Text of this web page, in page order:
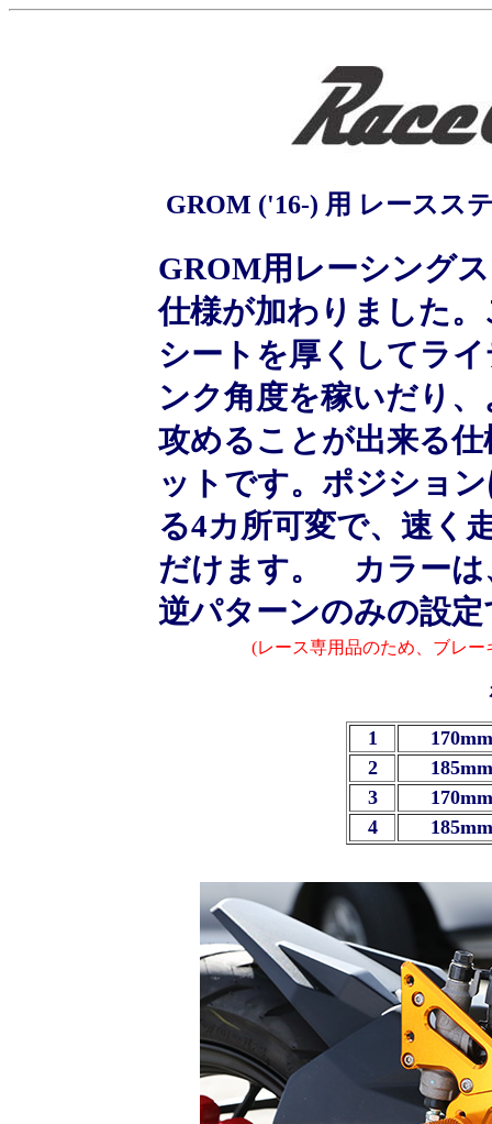
GROM ('16-) 用 レースス
GROM用レーシング
仕様が加わりました
シートを厚くしてラ
ンク角度を稼いだり
攻めることが出来る
ットです。ポジショ
る4カ所可変で、速く
だけます。 カラー
逆パターンのみの設定
(レース専用品のため、ブレ
1
2
3
4